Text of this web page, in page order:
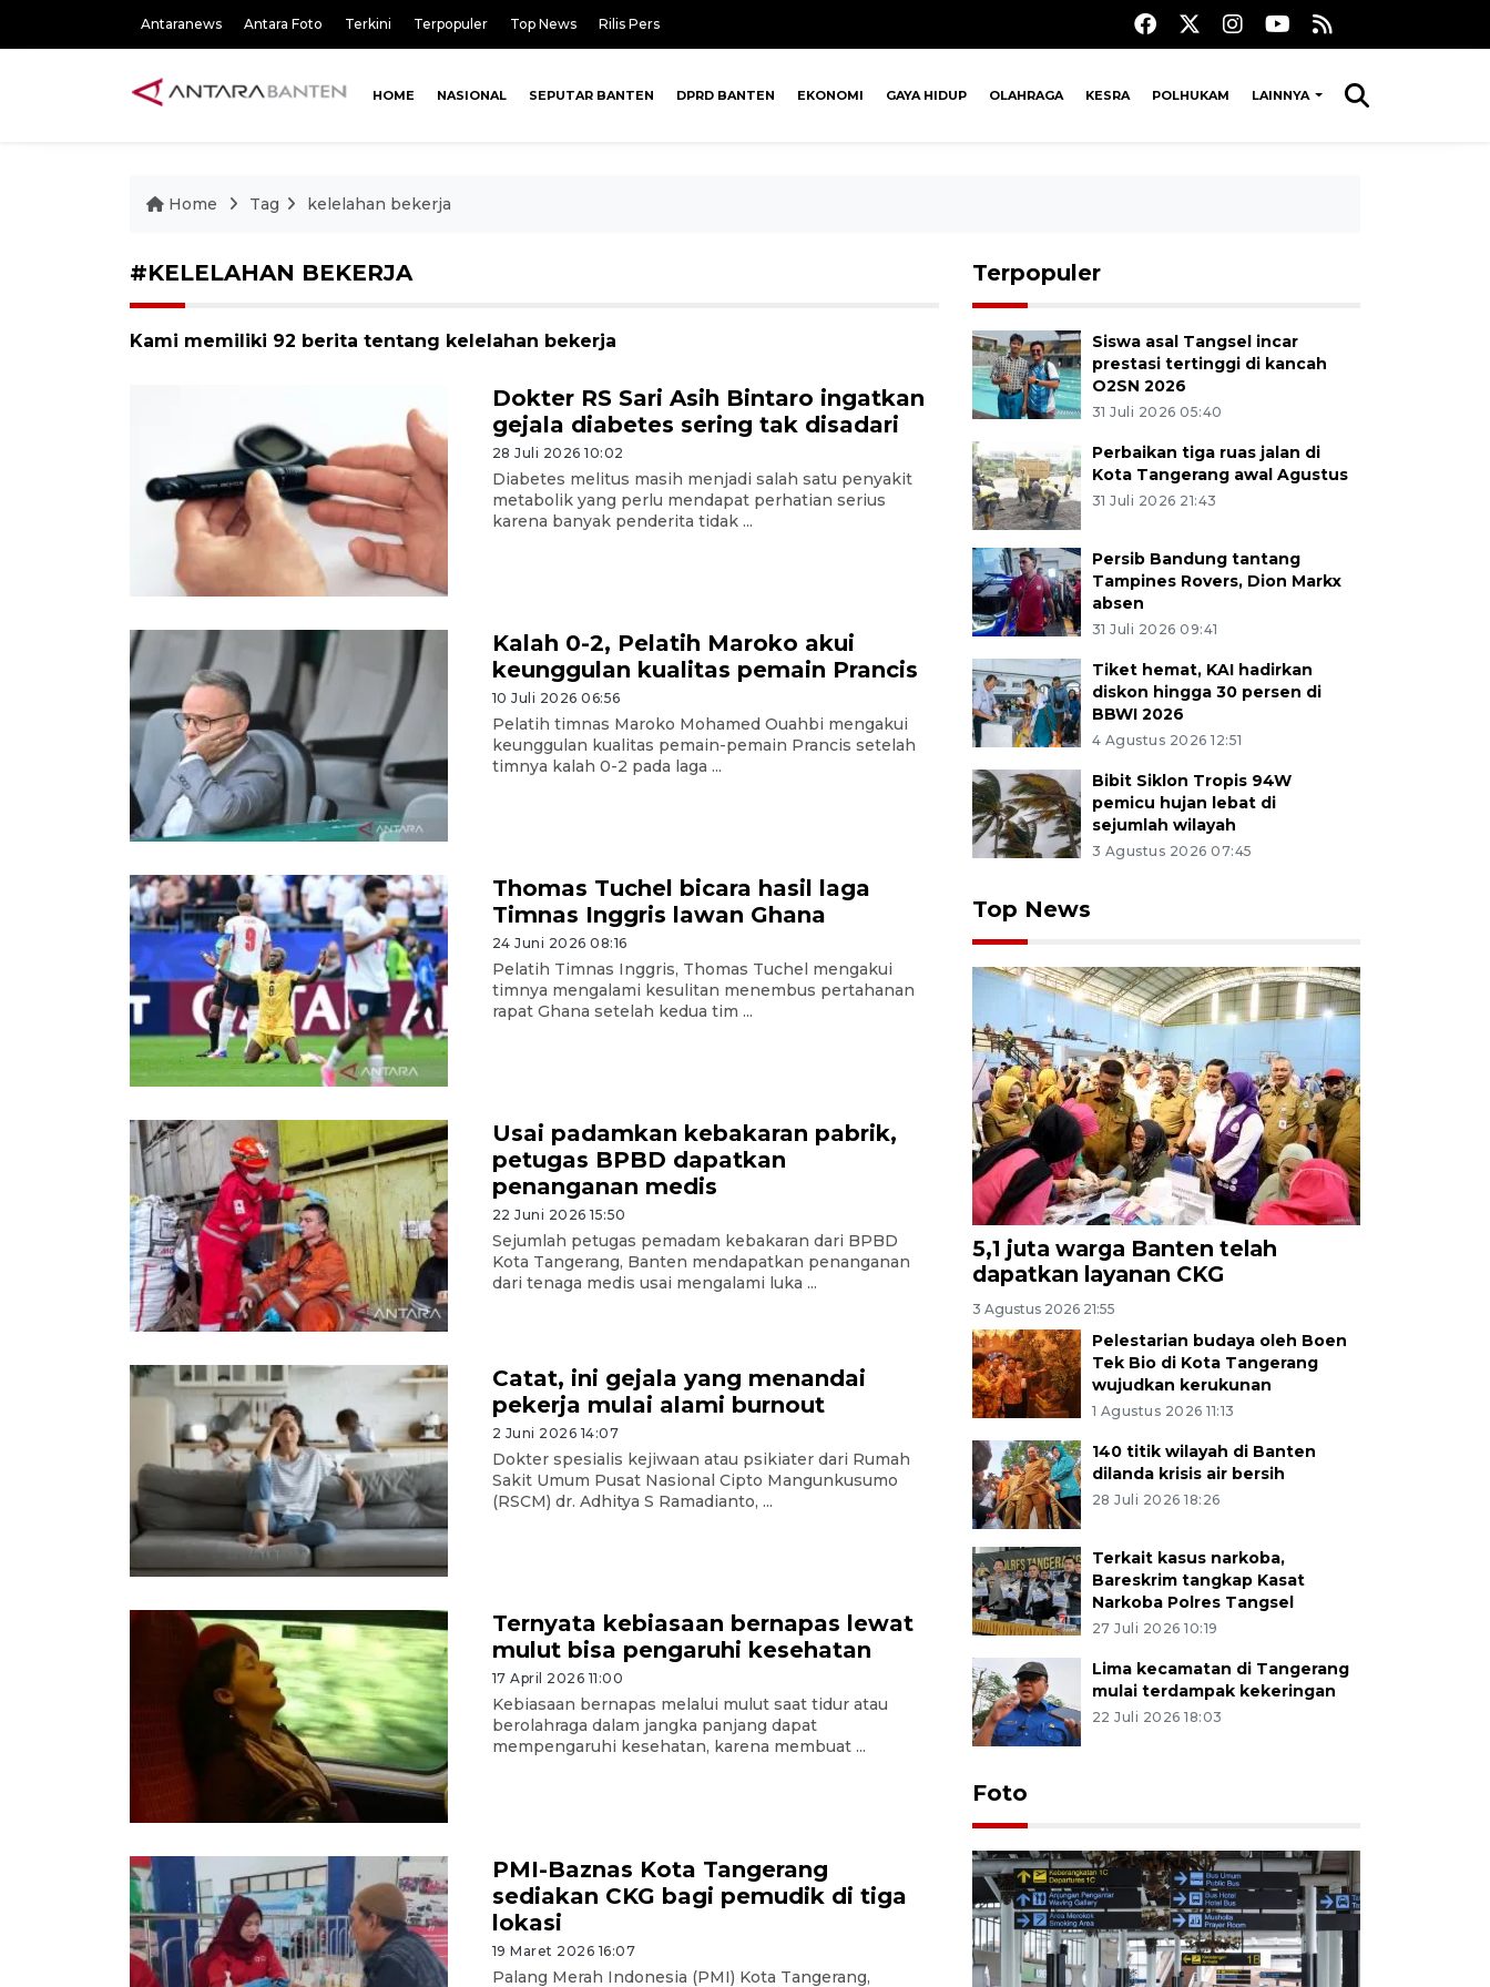
Antaranews Antara Foto Terkini Terpopuler Top News Rilis Pers
HOME NASIONAL SEPUTAR BANTEN DPRD BANTEN EKONOMI GAYA HIDUP OLAHRAGA KESRA POLHUKAM LAINNYA
Home Tag kelelahan bekerja
#KELELAHAN BEKERJA
Kami memiliki 92 berita tentang kelelahan bekerja
Dokter RS Sari Asih Bintaro ingatkan
gejala diabetes sering tak disadari
28 Juli 2026 10:02
Diabetes melitus masih menjadi salah satu penyakit
metabolik yang perlu mendapat perhatian serius
karena banyak penderita tidak ...
Kalah 0-2, Pelatih Maroko akui
keunggulan kualitas pemain Prancis
10 Juli 2026 06:56
Pelatih timnas Maroko Mohamed Ouahbi mengakui
keunggulan kualitas pemain-pemain Prancis setelah
timnya kalah 0-2 pada laga ...
Thomas Tuchel bicara hasil laga
Timnas Inggris lawan Ghana
24 Juni 2026 08:16
Pelatih Timnas Inggris, Thomas Tuchel mengakui
timnya mengalami kesulitan menembus pertahanan
rapat Ghana setelah kedua tim ...
Usai padamkan kebakaran pabrik,
petugas BPBD dapatkan
penanganan medis
22 Juni 2026 15:50
Sejumlah petugas pemadam kebakaran dari BPBD
Kota Tangerang, Banten mendapatkan penanganan
dari tenaga medis usai mengalami luka ...
Catat, ini gejala yang menandai
pekerja mulai alami burnout
2 Juni 2026 14:07
Dokter spesialis kejiwaan atau psikiater dari Rumah
Sakit Umum Pusat Nasional Cipto Mangunkusumo
(RSCM) dr. Adhitya S Ramadianto, ...
Ternyata kebiasaan bernapas lewat
mulut bisa pengaruhi kesehatan
17 April 2026 11:00
Kebiasaan bernapas melalui mulut saat tidur atau
berolahraga dalam jangka panjang dapat
mempengaruhi kesehatan, karena membuat ...
PMI-Baznas Kota Tangerang
sediakan CKG bagi pemudik di tiga
lokasi
19 Maret 2026 16:07
Palang Merah Indonesia (PMI) Kota Tangerang,
Terpopuler
Siswa asal Tangsel incar
prestasi tertinggi di kancah
O2SN 2026
31 Juli 2026 05:40
Perbaikan tiga ruas jalan di
Kota Tangerang awal Agustus
31 Juli 2026 21:43
Persib Bandung tantang
Tampines Rovers, Dion Markx
absen
31 Juli 2026 09:41
Tiket hemat, KAI hadirkan
diskon hingga 30 persen di
BBWI 2026
4 Agustus 2026 12:51
Bibit Siklon Tropis 94W
pemicu hujan lebat di
sejumlah wilayah
3 Agustus 2026 07:45
Top News
5,1 juta warga Banten telah
dapatkan layanan CKG
3 Agustus 2026 21:55
Pelestarian budaya oleh Boen
Tek Bio di Kota Tangerang
wujudkan kerukunan
1 Agustus 2026 11:13
140 titik wilayah di Banten
dilanda krisis air bersih
28 Juli 2026 18:26
Terkait kasus narkoba,
Bareskrim tangkap Kasat
Narkoba Polres Tangsel
27 Juli 2026 10:19
Lima kecamatan di Tangerang
mulai terdampak kekeringan
22 Juli 2026 18:03
Foto